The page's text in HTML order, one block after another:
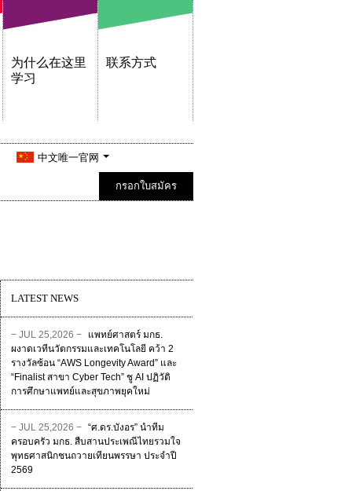
为什么在这里
学习
联系方式
中文唯一官网
กรอกใบสมัคร
LATEST NEWS
− JUL 25,2026 −
แพทย์ศาสตร์ มกธ.
ผงาดเวทีนวัตกรรมและเทคโนโลยี คว้า 2
รางวัลซ้อน “AWS Longevity Award” และ
“Finalist สาขา Cyber Tech” ชู AI ปฏิวัติ
การศึกษาแพทย์และสุขภาพยุคใหม่
− JUL 25,2026 − “ศ.ดร.บังอร” นำทีม
ครอบครัว มกธ. สืบสานประเพณีไทยรวมใจ
พุทธศาสนิกชนถวายเทียนพรรษา ประจำปี
2569